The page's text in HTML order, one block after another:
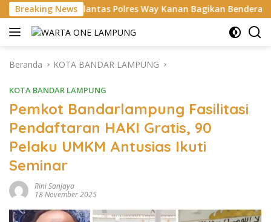
Langsung
ke
konten
Breaking News
Polres Way Kanan Bagikan Bendera Merah Putih
Beranda KOTA BANDAR LAMPUNG
KOTA BANDAR LAMPUNG
Pemkot Bandarlampung Fasilitasi
Pendaftaran HAKI Gratis, 90
Pelaku UMKM Antusias Ikuti
Seminar
Rini Sanjaya
18 November 2025